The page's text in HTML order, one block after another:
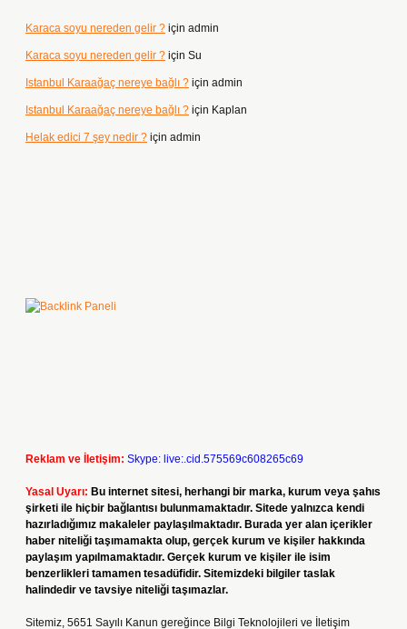
Karaca soyu nereden gelir ? için admin
Karaca soyu nereden gelir ? için Su
Istanbul Karaağaç nereye bağlı ? için admin
Istanbul Karaağaç nereye bağlı ? için Kaplan
Helak edici 7 şey nedir ? için admin
Reklam ve İletişim: Skype: live:.cid.575569c608265c69
Yasal Uyarı: Bu internet sitesi, herhangi bir marka, kurum veya şahıs
şirketi ile hiçbir bağlantısı bulunmamaktadır. Sitede yalnızca kendi
hazırladığımız makaleler paylaşılmaktadır. Burada yer alan içerikler
haber niteliği taşımamakta olup, gerçek kurum ve kişiler hakkında
paylaşım yapılmamaktadır. Gerçek kurum ve kişiler ile isim
benzerlikleri tamamen tesadüfidir. Sitemizdeki bilgiler taslak
halindedir ve tavsiye niteliği taşımazlar.
Sitemiz, 5651 Sayılı Kanun gereğince Bilgi Teknolojileri ve İletişim